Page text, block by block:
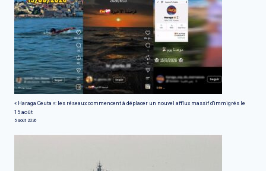
« Haraga Ceuta »: les réseaux commencent à déplacer un nouvel afflux massif d'immigrés le
15 août
5 août 2026